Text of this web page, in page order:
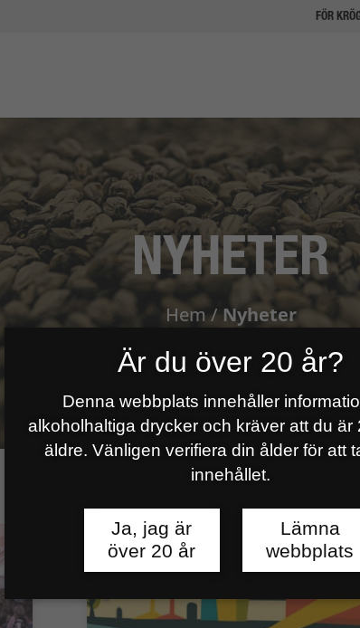
FÖR
NYHETER
Hem/ Nyheter
Är du över 20 år?
Denna webbplats innehåller
alkoholhaltiga drycker och kräver att du är
äldre. Vänligen verifiera din ålder för att
innehållet.
Ja, jag är
över 20 år
Lämna
webbplats